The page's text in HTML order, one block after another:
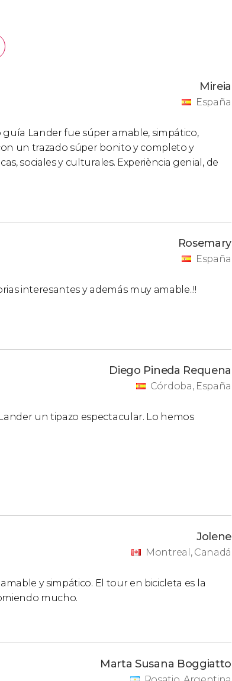
Mireia
España
Lander fue súper amable, simpático,
un trazado súper bonito y completo y
sociales y culturales. Experiència genial, de
Rosemary
España
interesantes y además muy amable..!!
Diego Pineda Requena
Córdoba, España
un tipazo espectacular. Lo hemos
Jolene
Montreal, Canadá
y simpático. El tour en bicicleta es la
mucho.
Marta Susana Boggiatto